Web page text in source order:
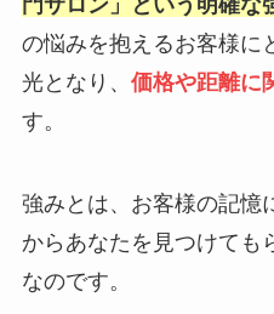
門サロン」という明確な
の悩みを抱えるお客様に
光となり、 価格や距離に
す。
強みとは、お客様の記憶
からあなたを見つけても
なのです。